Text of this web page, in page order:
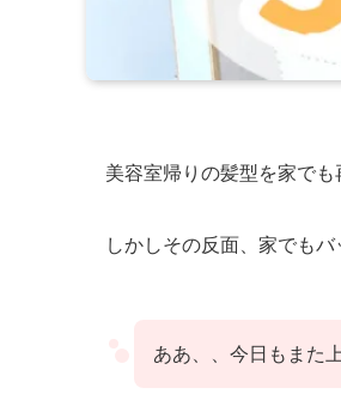
美容室帰りの髪型を家でも
しかしその反面、家でも
ああ、、今日もまた